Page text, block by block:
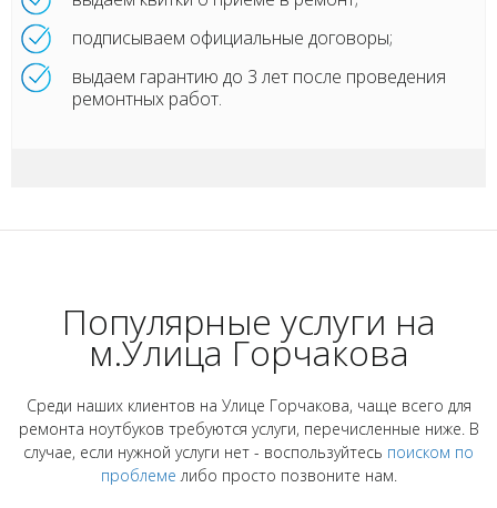
подписываем официальные договоры;
выдаем гарантию до 3 лет после проведения
ремонтных работ.
Популярные услуги на
м.Улица Горчакова
Среди наших клиентов на Улице Горчакова, чаще всего для
ремонта ноутбуков требуются услуги, перечисленные ниже. В
случае, если нужной услуги нет - воспользуйтесь поиском по
проблеме либо просто позвоните нам.